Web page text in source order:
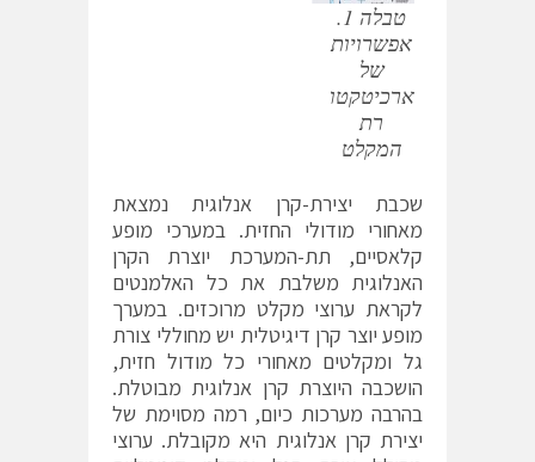
טבלה 1.
אפשרויות
של
ארכיטקטו
רת
המקלט
שכבת יצירת-קרן אנלוגית נמצאת
מאחורי מודולי החזית. במערכי מופע
קלאסיים, תת-המערכת יוצרת הקרן
האנלוגית משלבת את כל האלמנטים
לקראת ערוצי מקלט מרוכזים. במערך
מופע יוצר קרן דיגיטלית יש מחוללי צורת
גל ומקלטים מאחורי כל מודול חזית,
הושכבה היוצרת קרן אנלוגית מבוטלת.
בהרבה מערכות כיום, רמה מסוימת של
יצירת קרן אנלוגית היא מקובלת. ערוצי